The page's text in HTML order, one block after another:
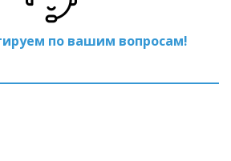
по вашим вопросам!